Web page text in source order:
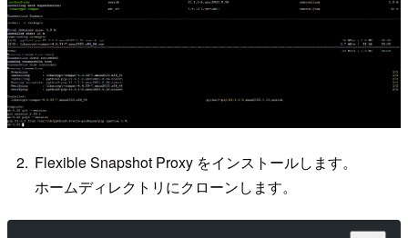
Flexible Snapshot Proxy をインストールします。
ホームディレクトリにクローンします。